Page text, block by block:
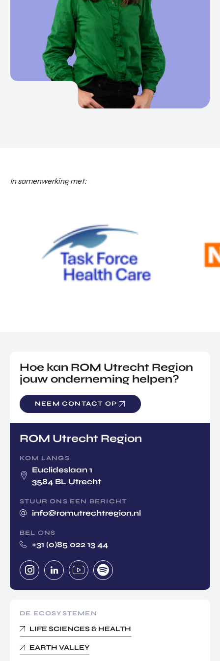
In samenwerking met:
Hoe kan ROM Utrecht Region
jouw onderneming helpen?
NEEM CONTACT OP
ROM Utrecht Region
KOM LANGS
Euclideslaan 1
3584 BL Utrecht
STUUR ONS EEN BERICHT
info@romutrechtregion.nl
BEL ONS
+31 (0)85 022 13 44
DE ECOSYSTEMEN
LIFE SCIENCES & HEALTH
EARTH VALLEY